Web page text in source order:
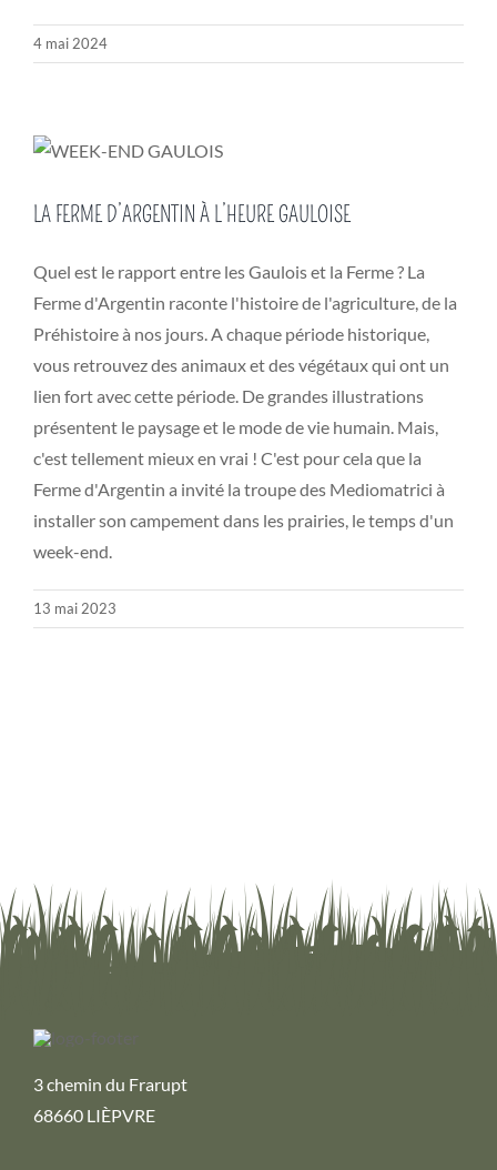
4 mai 2024
LA FERME D’ARGENTIN À L’HEURE GAULOISE
Quel est le rapport entre les Gaulois et la Ferme ? La
Ferme d'Argentin raconte l'histoire de l'agriculture, de la
Préhistoire à nos jours. A chaque période historique,
vous retrouvez des animaux et des végétaux qui ont un
lien fort avec cette période. De grandes illustrations
présentent le paysage et le mode de vie humain. Mais,
c'est tellement mieux en vrai ! C'est pour cela que la
Ferme d'Argentin a invité la troupe des Mediomatrici à
installer son campement dans les prairies, le temps d'un
week-end.
13 mai 2023
3 chemin du Frarupt
68660 LIÈPVRE